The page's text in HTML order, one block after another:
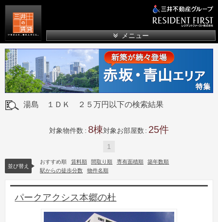
メニュー
湯島 １ＤＫ ２５万円以下の検索結果
対象物件数 8 対象お部屋数 25
1
並び替え
おすすめ順 賃料順 間取り順 専有面積順
築年数順
駅からの徒歩分数
物件名順
パークアクシス本郷の杜